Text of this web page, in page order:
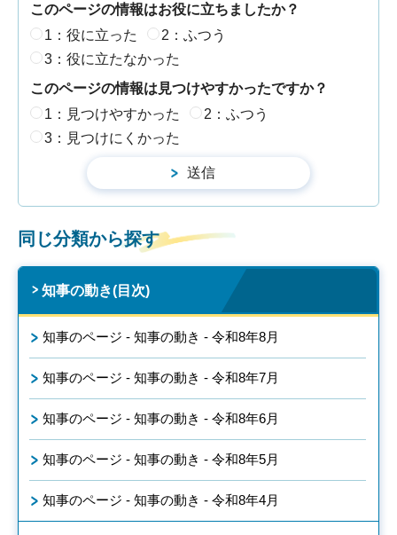
このページの情報はお役に立ちましたか？
1：役に立った
2：ふつう
3：役に立たなかった
このページの情報は見つけやすかったですか？
1：見つけやすかった
2：ふつう
3：見つけにくかった
同じ分類から探す
知事の動き(目次)
知事のページ - 知事の動き - 令和8年8月
知事のページ - 知事の動き - 令和8年7月
知事のページ - 知事の動き - 令和8年6月
知事のページ - 知事の動き - 令和8年5月
知事のページ - 知事の動き - 令和8年4月